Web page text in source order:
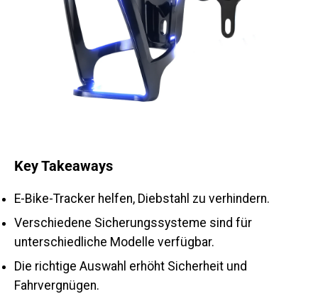
Key Takeaways
E-Bike-Tracker helfen, Diebstahl zu verhindern.
Verschiedene Sicherungssysteme sind für
unterschiedliche Modelle verfügbar.
Die richtige Auswahl erhöht Sicherheit und
Fahrvergnügen.